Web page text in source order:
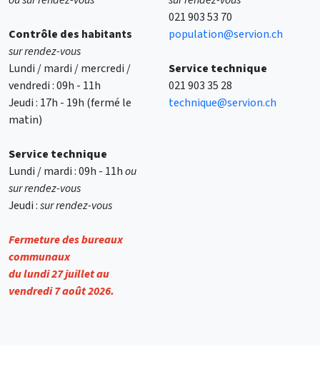
Contrôle des habitants
sur rendez-vous
Lundi / mardi / mercredi /
vendredi : 09h - 11h
Jeudi : 17h - 19h (fermé le
matin)
Service technique
Lundi / mardi : 09h - 11hou
sur rendez-vous
Jeudi :sur rendez-vous
Fermeture des bureaux
communaux
du lundi 27 juillet au
vendredi 7 août 2026.
021 903 53 70
population@servion.ch
Service technique
021 903 35 28
technique@servion.ch